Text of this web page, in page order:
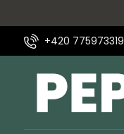
+420 775973319